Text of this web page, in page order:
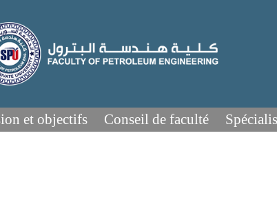
et objectifs Conseil de faculté